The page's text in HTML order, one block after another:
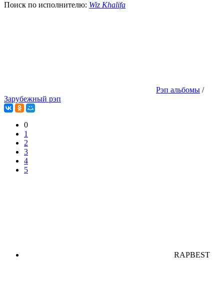
Поиск по исполнителю: Wiz Khalifa
Рэп альбомы /
Зарубежный рэп
0
1
2
3
4
5
RAPBEST